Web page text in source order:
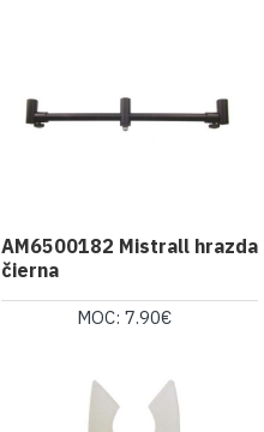
AM6500182 Mistrall hrazda
čierna
MOC: 7.90€